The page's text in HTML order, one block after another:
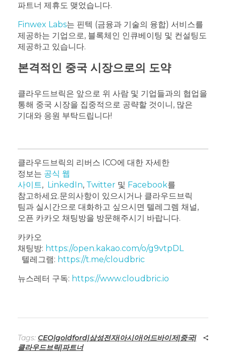
파트너 제휴도 맺었습니다.
Finwex Labs는 핀텍 (금융과 기술의 융합) 서비스를
제공하는 기업으로, 블록체인 인큐베이팅 및 컨설팅도
제공하고 있습니다.
본격적인 중국 시장으로의 도약
클라우드브릭은 앞으로 위 사람 및 기업들과의 협업을
통해 중국 시장을 집중적으로 공략할 것이니, 많은
기대와 응원 부탁드립니다!
클라우드브릭의 리버스 ICO에 대한 자세한
정보는 공식 웹
사이트, LinkedIn, Twitter 및 Facebook를
참고하세요.문의사항이 있으시거나 클라우드브릭
팀과 실시간으로 대화하고 싶으시면 텔레그렘 채널,
오픈 카카오 채팅방을 방문해주시기 바랍니다.
카카오
채팅방: https://open.kakao.com/o/g9vtpDL
텔레그램: https://t.me/cloudbric
뉴스레터 구독: https://www.cloudbric.io
Tags: CEO|goldford|삼성전자|아시아|어드바이저|중국|
클라우드브릭|파트너